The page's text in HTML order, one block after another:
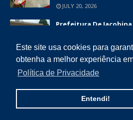
Este site usa cookies para
obtenha a melhor experiência
Política de Privacidade
Entendi!
JULY 20, 2026
Prefeitura De
Superior A R$ 1,7
JUNE 12, 2026
Quem Somos Contato